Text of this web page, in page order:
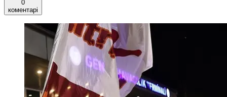
0
коментарі